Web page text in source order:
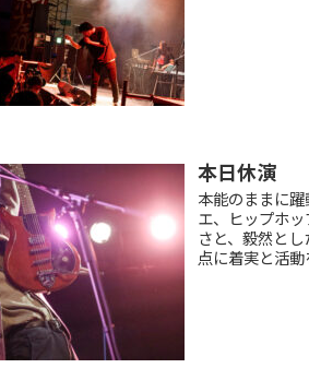
本日休演
本能のままに
エ、ヒップホ
さと、毅然と
点に着実と活